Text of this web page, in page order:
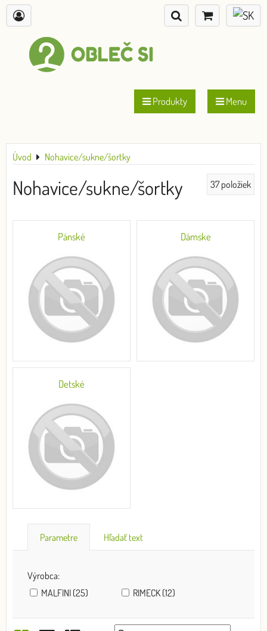
Produkty Menu
Úvod Nohavice/sukne/šortky
Nohavice/sukne/šortky 37 položiek
Pánské Dámske
Detské
Parametre Hľadať text
Výrobca:
MALFINI (25)
RIMECK (12)